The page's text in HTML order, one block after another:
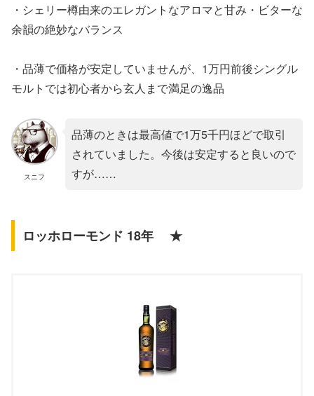
・シェリー樽由来のエレガントなアロマと甘み・ビターな
余韻の絶妙なバランス
・品薄で価格が安定していませんが、1万円前後シングル
モルトでは初心者から玄人まで満足の逸品
スニフ
品薄のときは最高値で1万5千円ほどで取引
されていました。今後は安定すると良いので
すが……
ロッホローモンド 18年 ★